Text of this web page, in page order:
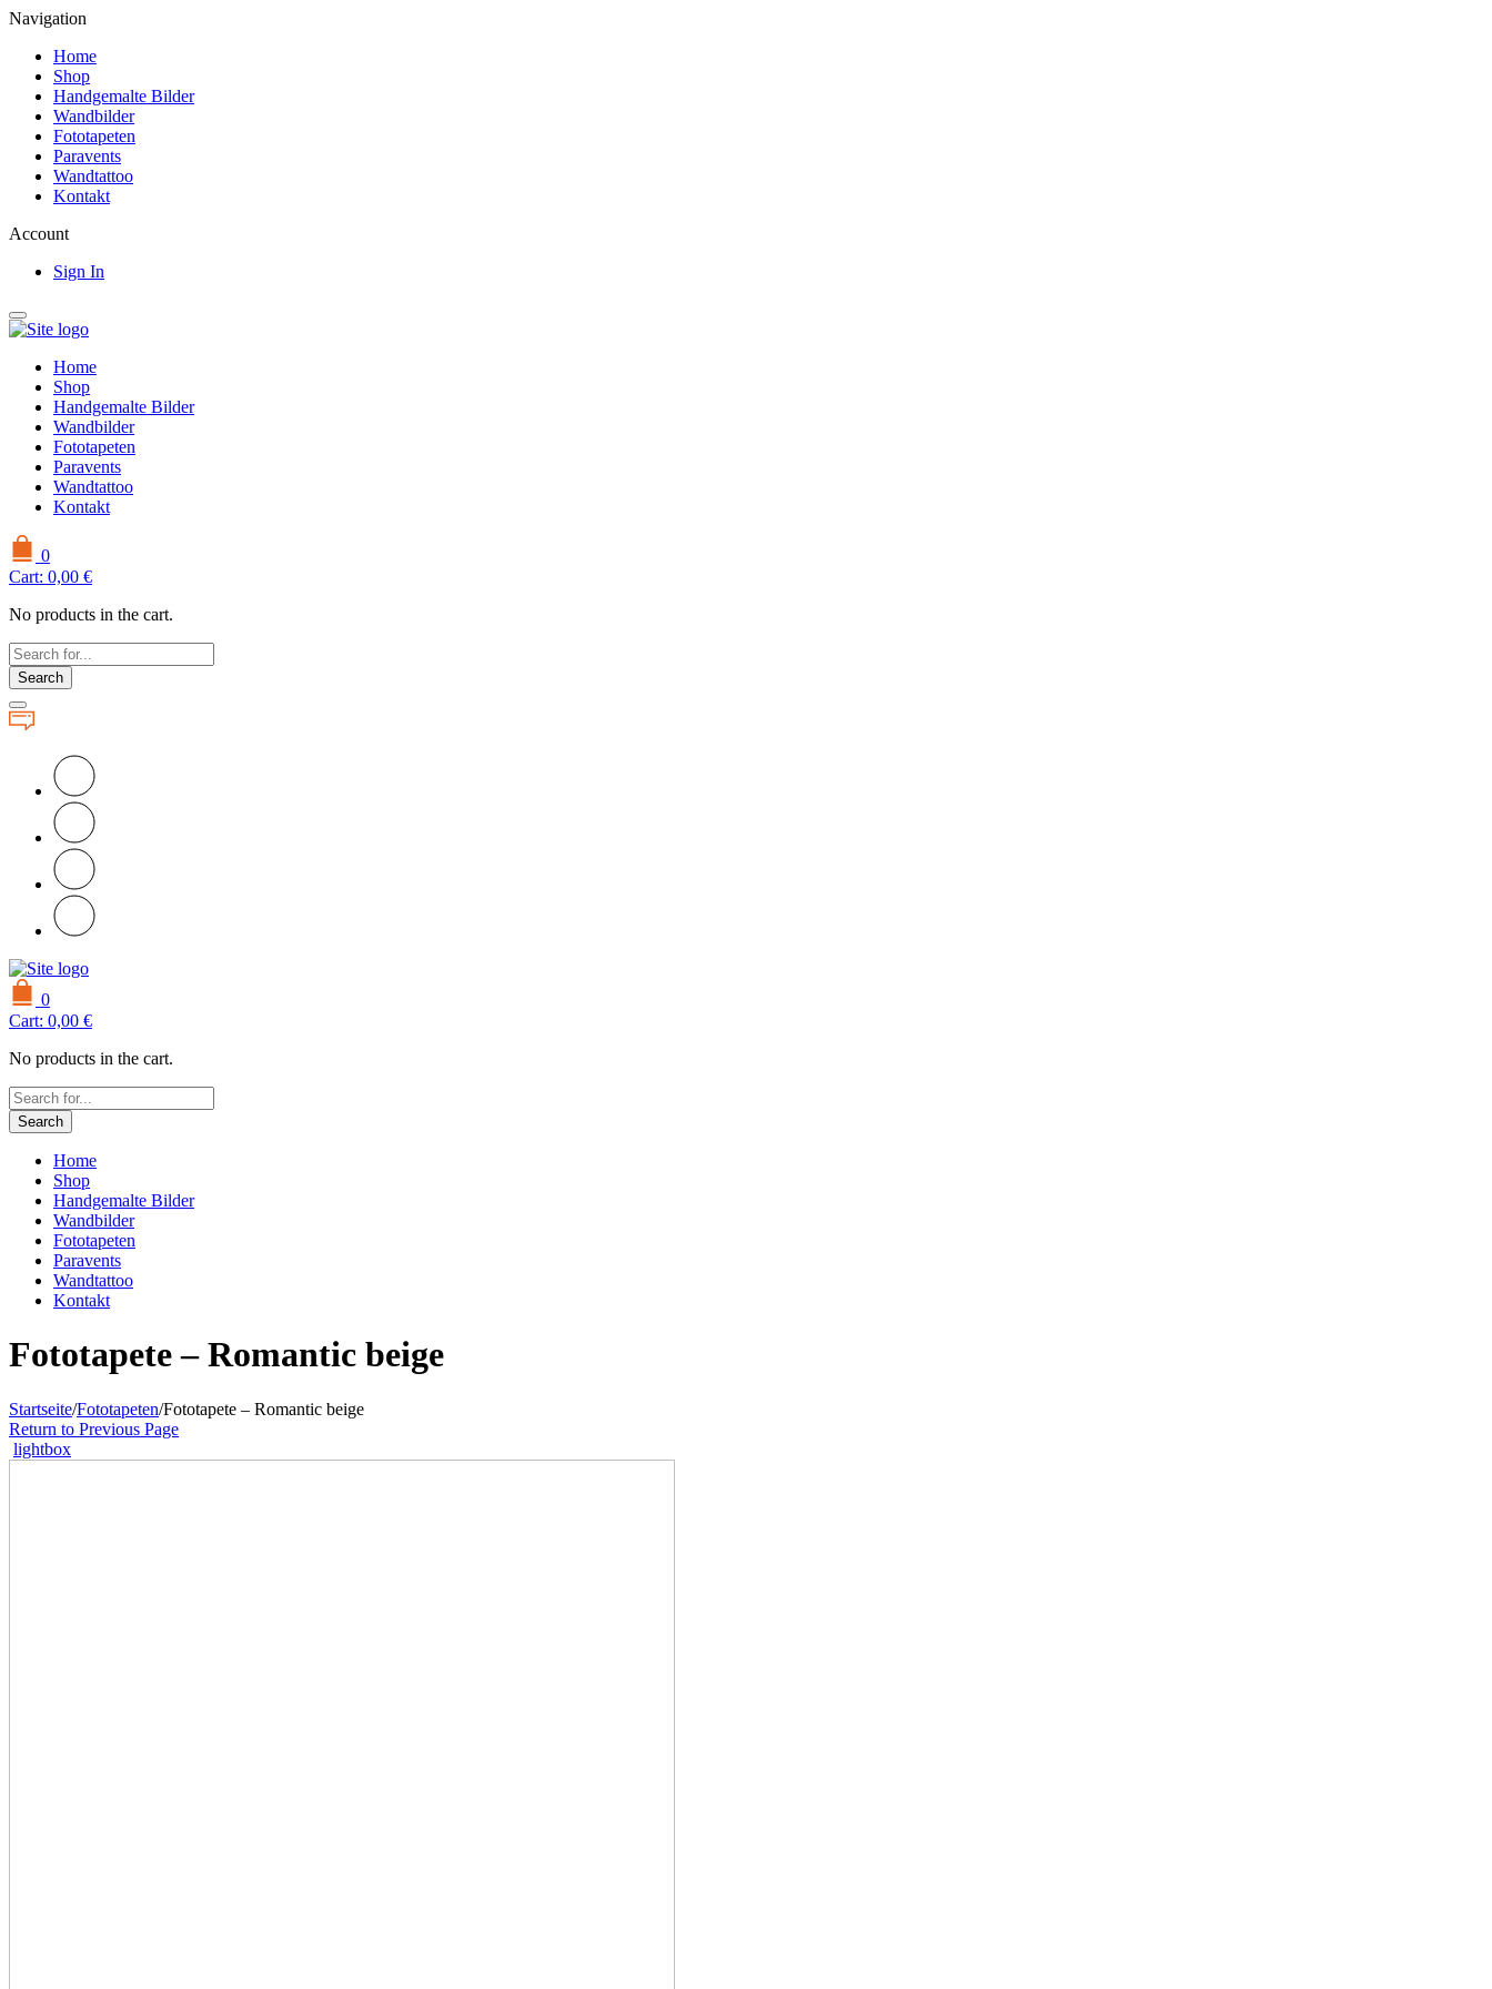
Navigation
Home
Shop
Handgemalte Bilder
Wandbilder
Fototapeten
Paravents
Wandtattoo
Kontakt
Account
Sign In
Home
Shop
Handgemalte Bilder
Wandbilder
Fototapeten
Paravents
Wandtattoo
Kontakt
0
Cart: 0,00 €
No products in the cart.
Search
0
Cart: 0,00 €
No products in the cart.
Search
Home
Shop
Handgemalte Bilder
Wandbilder
Fototapeten
Paravents
Wandtattoo
Kontakt
Fototapete – Romantic beige
Startseite/Fototapeten/Fototapete – Romantic beige
Return to Previous Page
lightbox